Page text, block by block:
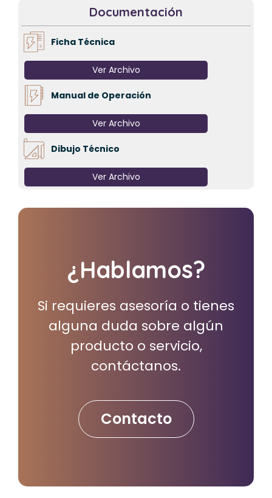
Documentación
Ficha Técnica
Ver Archivo
Manual de Operación
Ver Archivo
Dibujo Técnico
Ver Archivo
¿Hablamos?
Si requieres asesoría o tienes
alguna duda sobre algún
producto o servicio,
contáctanos.
Contacto